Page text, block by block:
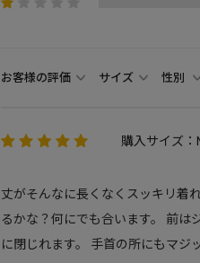
お客様の評価 サイズ 性別
購入サイズ：
丈がそんなに長くなくスッキリ着
るかな？何にでも合います。 前は
に閉じれます。 手首の所にもマジ